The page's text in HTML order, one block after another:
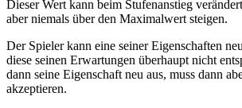
Dieser Wert kann beim Stufenanstieg
aber niemals über den Maximalwert steigen.
Der Spieler kann eine seiner Eigenschaften
diese seinen Erwartungen überhaupt nicht
dann seine Eigenschaft neu aus, muss dann
akzeptieren.